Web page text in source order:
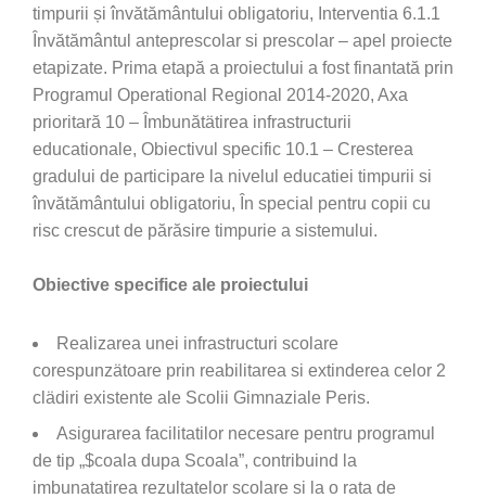
timpurii și învătământului obligatoriu, Interventia 6.1.1
Învătământul anteprescolar si prescolar – apel proiecte
etapizate. Prima etapă a proiectului a fost finantată prin
Programul Operational Regional 2014-2020, Axa
prioritară 10 – Îmbunătätirea infrastructurii
educationale, Obiectivul specific 10.1 – Cresterea
gradului de participare la nivelul educatiei timpurii si
învătământului obligatoriu, În special pentru copii cu
risc crescut de părăsire timpurie a sistemului.
Obiective specifice ale proiectului
Realizarea unei infrastructuri scolare
corespunzätoare prin reabilitarea si extinderea celor 2
clädiri existente ale Scolii Gimnaziale Peris.
Asigurarea facilitatilor necesare pentru programul
de tip „$coala dupa Scoala”, contribuind la
imbunatatirea rezultatelor scolare si la o rata de